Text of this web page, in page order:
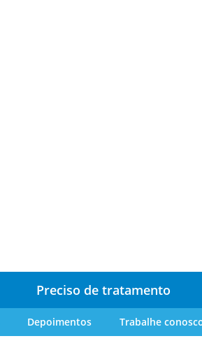
Preciso de tratamento
Depoimentos Trabalhe